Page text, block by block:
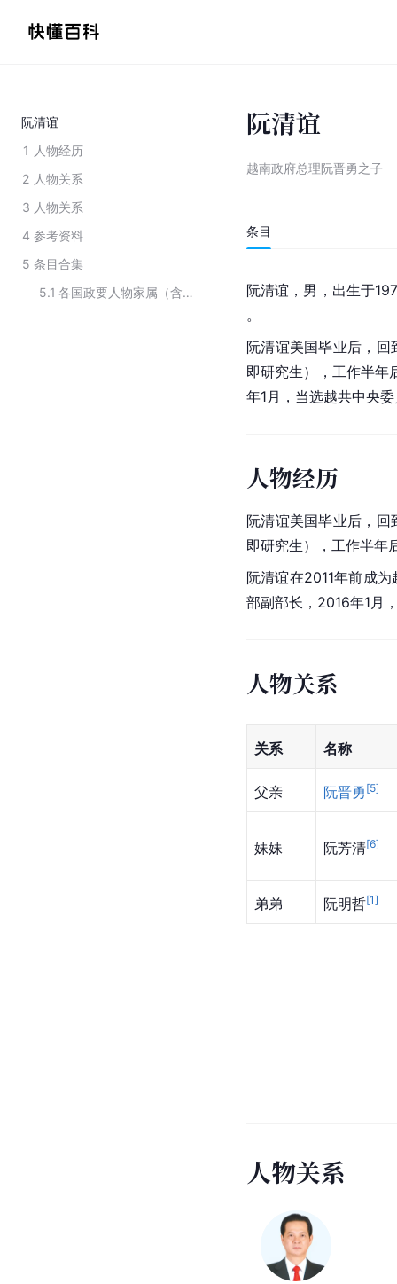
阮清谊
1 人物经历
2 人物关系
3 人物关系
4 参考资料
5 条目合集
5.1
各国政要人物家属（含离异）
阮清谊
越南政府总理阮晋勇之子
条目
阮清谊，男，出生于
。
阮清谊美国毕业后，回
即研究生），工作半年
年1月，当选越共中央
人物经历
阮清谊美国毕业后，
即研究生），工作半年
阮清谊在2011年前成
部副部长，2016年1月
人物关系
关系 名称
父亲 阮晋勇 [5]
妹妹 阮芳清[6]
弟弟 阮明哲[1]
人物关系